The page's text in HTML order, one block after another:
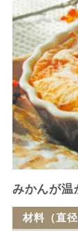
みかんが温
材料（直